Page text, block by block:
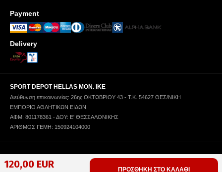
120,00 EUR ΠΡΟΣΘΗΚΗ ΣΤΟ ΚΑΛΑΘΙ
Payment
Delivery
SPORT DEPOT HELLAS ΜΟΝ. ΙΚΕ
Διεύθυνση επικοινωνίας: 26ης ΟΚΤΩΒΡΙΟΥ 43 - Τ.Κ. 54627 ΘΕΣ/ΝΙΚΗ
ΕΜΠΟΡΙΟ ΑΘΛΗΤΙΚΩΝ ΕΙΔΩΝ
ΑΦΜ: 801178361 - ΔΟΥ: Ε' ΘΕΣΣΑΛΟΝΙΚΗΣ
ΑΡΙΘΜΟΣ ΓΕΜΗ: 150924104000
Πολιτική Απορρήτου Όροι Χρήσης